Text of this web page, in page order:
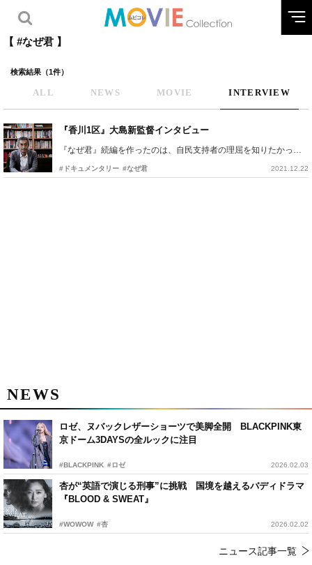
【 #なぜ君 】
検索結果（1件）
ALL NEWS MOVIE INTERVIEW
『香川1区』大島新監督インタビュー
『なぜ君』続編を作ったのは、自民支持者の理屈を知りたかったから
#ドキュメンタリー #なぜ君 2021.12.22
NEWS
ロゼ、ヌバックレザーショーツで美脚全開 BLACKPINK東
京ドーム3DAYSの全ルックに注目
#BLACKPINK #ロゼ 2026.02.03
杏が“英語で演じる刑事”に挑戦 国境を越えるバディドラマ
『BLOOD & SWEAT』
#WOWOW #杏 2026.02.02
ニュース記事一覧